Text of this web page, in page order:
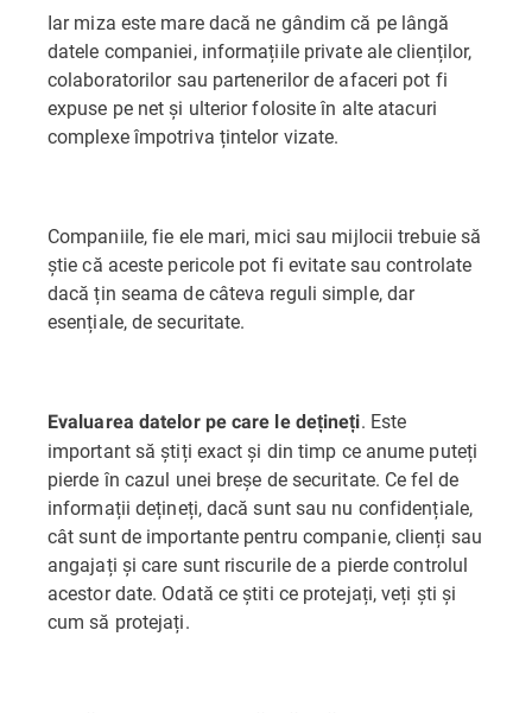
Iar miza este mare dacă ne gândim că pe lângă
datele companiei, informațiile private ale clienților,
colaboratorilor sau partenerilor de afaceri pot fi
expuse pe net și ulterior folosite în alte atacuri
complexe împotriva țintelor vizate.
Companiile, fie ele mari, mici sau mijlocii trebuie să
știe că aceste pericole pot fi evitate sau controlate
dacă țin seama de câteva reguli simple, dar
esențiale, de securitate.
Evaluarea datelor pe care le dețineți. Este
important să știți exact și din timp ce anume puteți
pierde în cazul unei breșe de securitate. Ce fel de
informații dețineți, dacă sunt sau nu confidențiale,
cât sunt de importante pentru companie, clienți sau
angajați și care sunt riscurile de a pierde controlul
acestor date. Odată ce știti ce protejați, veți ști și
cum să protejați.